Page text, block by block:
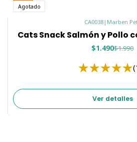
Agotado
CA0038 | Marben
Cats Snack Salmón y Pollo
$1.490$1.990
Ver detalles